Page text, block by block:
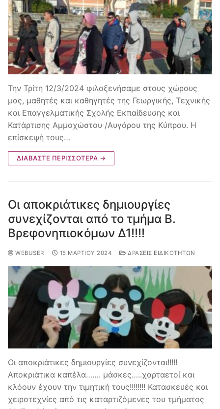
Την Τρίτη 12/3/2024 φιλοξενήσαμε στους χώρους
μας, μαθητές και καθηγητές της Γεωργικής, Τεχνικής
και Επαγγελματικής Σχολής Εκπαίδευσης και
Κατάρτισης Αμμοχώστου /Αυγόρου της Κύπρου. Η
επίσκεψή τους…
ΔΙΑΒΆΣΤΕ ΠΕΡΙΣΣΌΤΕΡΑ →
Οι αποκριάτικες δημιουργίες
συνεχίζονται από το τμήμα Β.
Βρεφονηπιοκόμων Δ1!!!!
WEBUSER 15 ΜΑΡΤΊΟΥ 2024 ΔΡΆΣΕΙΣ ΕΙΔΙΚΟΤΉΤΩΝ
Οι αποκριάτικες δημιουργίες συνεχίζονται!!!!!
Αποκριάτικα καπέλα……. μάσκες…..χαρταετοί και
κλόουν έχουν την τιμητική τους!!!!!!!! Κατασκευές και
χειροτεχνίες από τις καταρτιζόμενες του τμήματος